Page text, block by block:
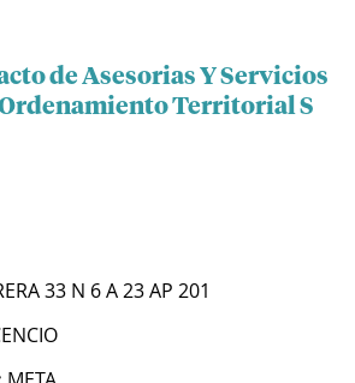
de Asesorias Y Servicios
Territorial S
33 N 6 A 23 AP 201